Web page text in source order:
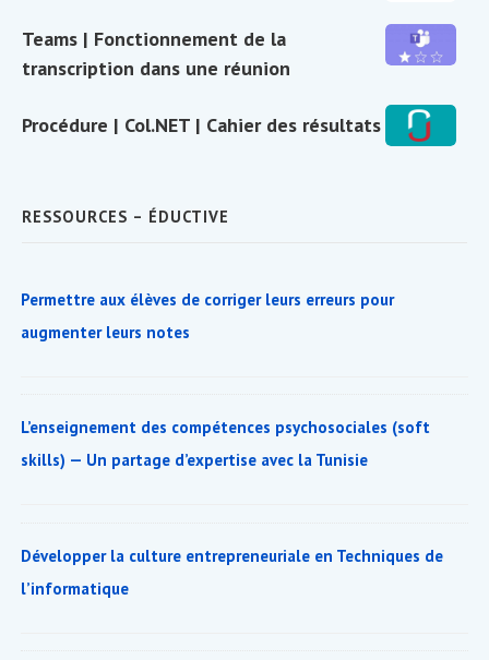
Wooflash
de
Teams | Fonctionnement de la
transcription dans une réunion
Teams
|
de
la
Procédure | Col.NET | Cahier des résultats Procédure
|
RESSOURCES – ÉDUCTIVE
Permettre aux élèves de corriger leurs erreurs pour
augmenter leurs notes
L’enseignement des compétences psychosociales (soft
skills) — Un partage d’expertise avec la Tunisie
Développer la culture entrepreneuriale en Techniques de
l’informatique